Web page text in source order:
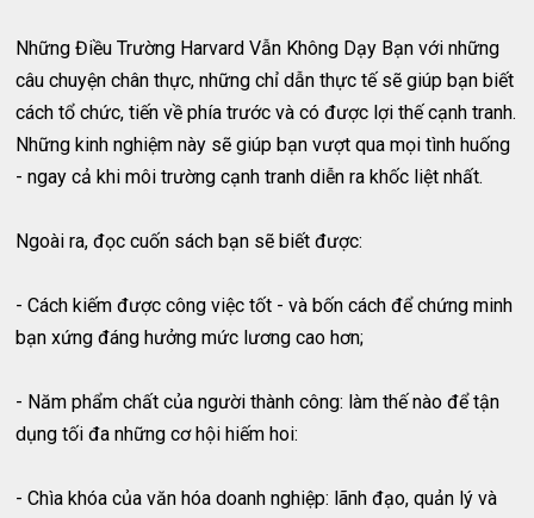
Những Điều Trường Harvard Vẫn Không Dạy Bạn với những
câu chuyện chân thực, những chỉ dẫn thực tế sẽ giúp bạn biết
cách tổ chức, tiến về phía trước và có được lợi thế cạnh tranh.
Những kinh nghiệm này sẽ giúp bạn vượt qua mọi tình huống
- ngay cả khi môi trường cạnh tranh diễn ra khốc liệt nhất.
Ngoài ra, đọc cuốn sách bạn sẽ biết được:
- Cách kiếm được công việc tốt - và bốn cách để chứng minh
bạn xứng đáng hưởng mức lương cao hơn;
- Năm phẩm chất của người thành công: làm thế nào để tận
dụng tối đa những cơ hội hiếm hoi:
- Chìa khóa của văn hóa doanh nghiệp: lãnh đạo, quản lý và